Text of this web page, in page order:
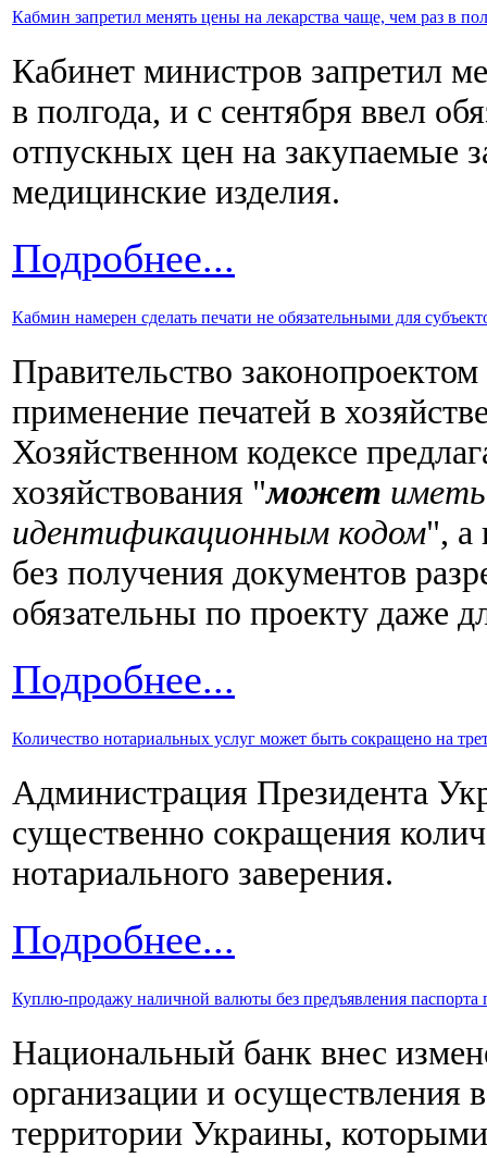
Кабмин запретил менять цены на лекарства чаще, чем раз в
Кабинет министров запретил
в полгода, и с сентября ввел
отпускных цен на закупаемые
медицинские изделия.
Подробнее...
Кабмин намерен сделать печати не обязательными для
Правительство законопроектом
применение печатей в
Хозяйственном кодексе
хозяйствования "может
идентификационным кодом", а
без получения документов
обязательны по проекту даже
Подробнее...
Количество нотариальных услуг может быть сокращено на
Администрация Президента
существенно сокращения
нотариального заверения.
Подробнее...
Куплю-продажу наличной валюты без предъявления паспорта
Национальный банк внес
организации и
территории Украины,